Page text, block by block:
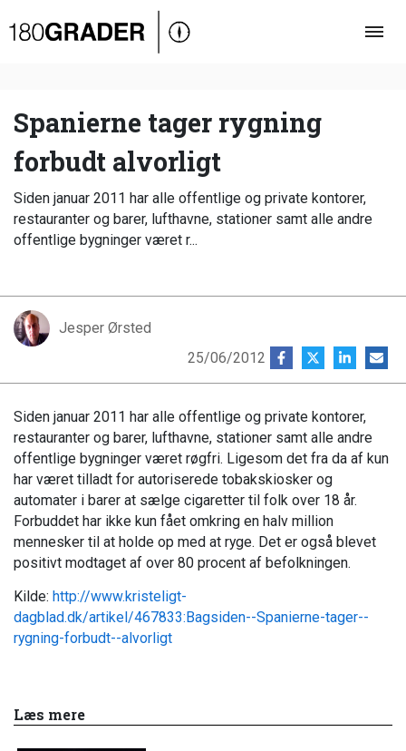
Oversigt
Debat
Video
Podcast
Spanierne tager rygning
forbudt alvorligt
Siden januar 2011 har alle offentlige og private kontorer,
restauranter og barer, lufthavne, stationer samt alle andre
offentlige bygninger været r...
Jesper Ørsted
25/06/2012
Siden januar 2011 har alle offentlige og private kontorer,
restauranter og barer, lufthavne, stationer samt alle andre
offentlige bygninger været røgfri. Ligesom det fra da af kun
har været tilladt for autoriserede tobakskiosker og
automater i barer at sælge cigaretter til folk over 18 år.
Forbuddet har ikke kun fået omkring en halv million
mennesker til at holde op med at ryge. Det er også blevet
positivt modtaget af over 80 procent af befolkningen.
Kilde: http://www.kristeligt-
dagblad.dk/artikel/467833:Bagsiden--Spanierne-tager--
rygning-forbudt--alvorligt
Læs mere